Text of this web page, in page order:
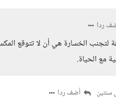
ردا
الخسارة هي أن لا تتوقع
مع الحياة.
سنتين أضف ردا